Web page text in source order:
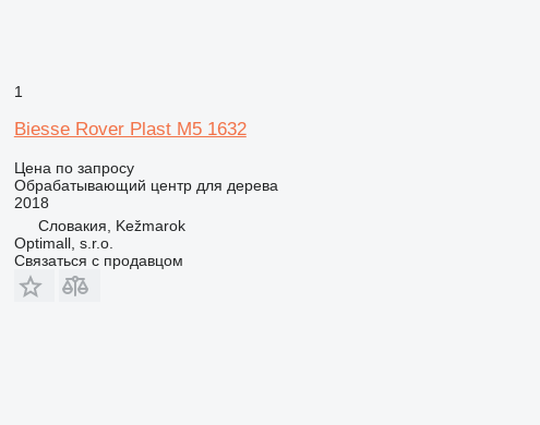
1
Biesse Rover Plast M5 1632
Цена по запросу
Обрабатывающий центр для дерева
2018
Словакия, Kežmarok
Optimall, s.r.o.
Связаться с продавцом